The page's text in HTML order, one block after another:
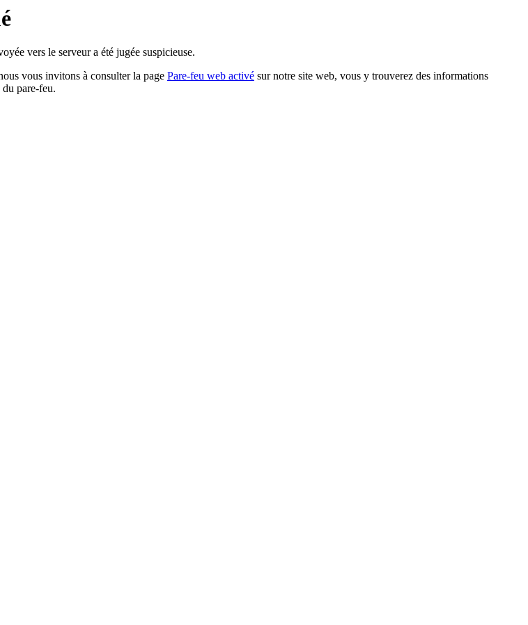
vers le serveur a été jugée suspicieuse.
vous invitons à consulter la page Pare-feu web activé sur notre site web, vous y trouverez des informations
pare-feu.